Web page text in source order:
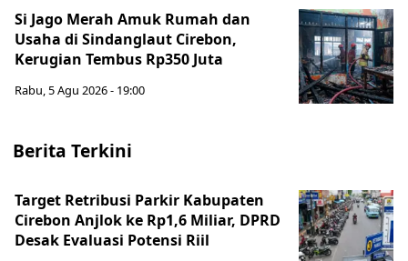
Si Jago Merah Amuk Rumah dan
Usaha di Sindanglaut Cirebon,
Kerugian Tembus Rp350 Juta
Rabu, 5 Agu 2026 - 19:00
Berita Terkini
Target Retribusi Parkir Kabupaten
Cirebon Anjlok ke Rp1,6 Miliar, DPRD
Desak Evaluasi Potensi Riil